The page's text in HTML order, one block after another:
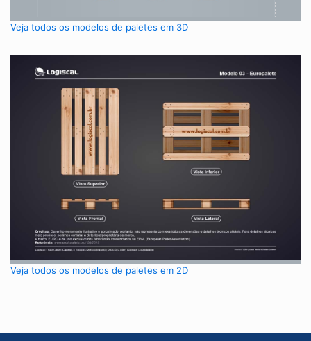
Veja todos os modelos de paletes em 3D
Veja todos os modelos de paletes em 2D